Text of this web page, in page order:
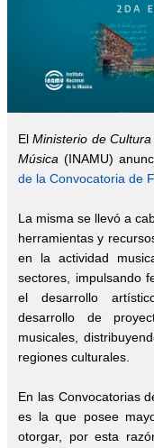
ElMinisterio de
Música (INAMU)
de la Convocatoria de
La misma se llevó a
herramientas y
en la actividad
sectores, impulsando
el desarrollo
desarrollo de
musicales,
regiones culturales.
En las Convocatorias
es la que posee
otorgar, por esta